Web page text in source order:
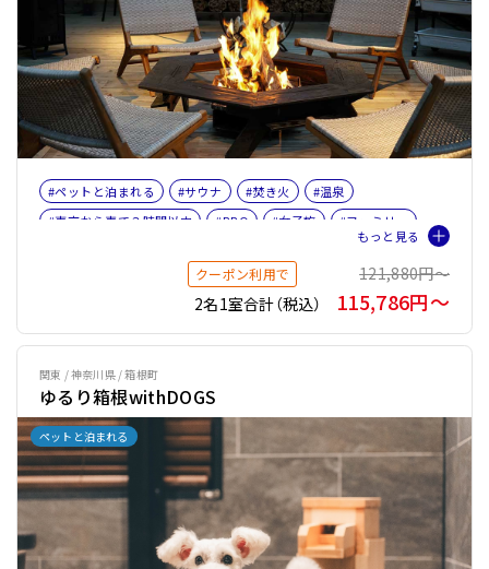
#ペットと泊まれる #サウナ #焚き火
#温泉
#東京から車で３時間以内
#BBQ #女子旅
#ファミリー
クーポン利用で
121,880円〜
2名1室合計（税込）
115,786円〜
ペットと泊まれる
関東 / 神奈川県 / 箱根町
ゆるり箱根withDOGS